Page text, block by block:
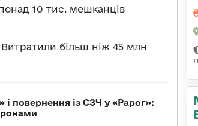
10 тис. мешканців
більш ніж 45 млн
повернення із СЗЧ у «Рарог»: